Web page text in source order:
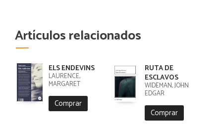
Artículos relacionados
ELS ENDEVINS
LAURENCE,
MARGARET
Comprar
RUTA DE
ESCLAVOS
WIDEMAN, JOHN
EDGAR
Comprar